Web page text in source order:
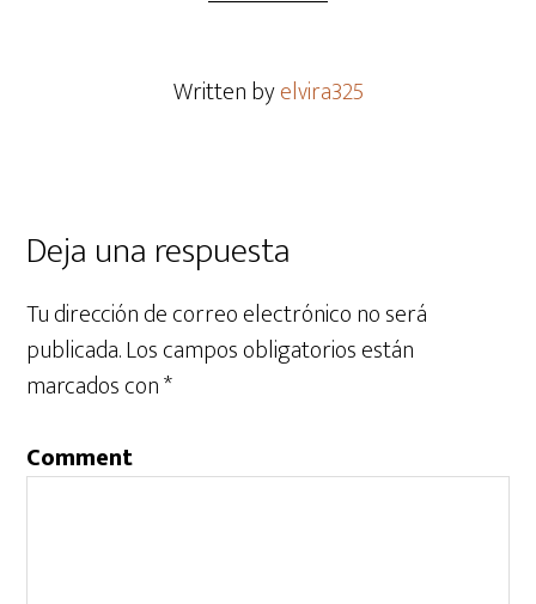
Written byelvira325
Deja una respuesta
Tu dirección de correo electrónico no será
publicada.Los campos obligatorios están
marcados con*
Comment